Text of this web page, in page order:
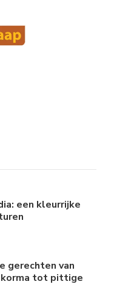
een kleurrijke
gerechten van
korma tot pittige